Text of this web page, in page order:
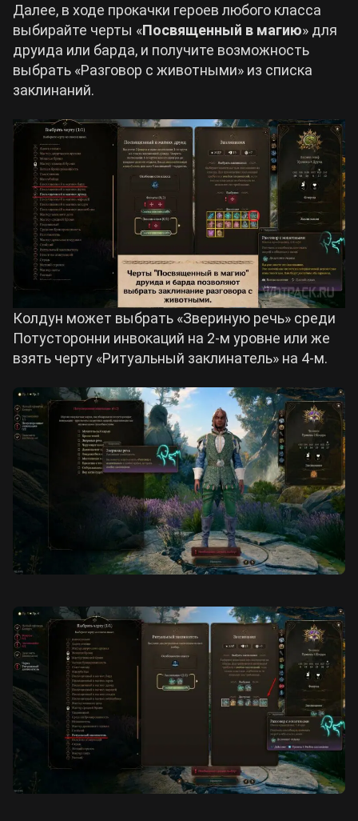
Далее, в ходе прокачки героев любого класса
выбирайте черты «Посвященный в магию» для
друида или барда, и получите возможность
выбрать «Разговор с животными» из списка
заклинаний.
Колдун может выбрать «Звериную речь» среди
Потусторонни инвокаций на 2-м уровне или же
взять черту «Ритуальный заклинатель» на 4-м.